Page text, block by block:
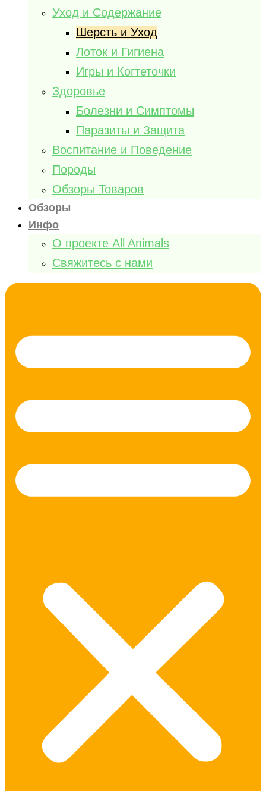
Уход и Содержание
Шерсть и Уход
Лоток и Гигиена
Игры и Когтеточки
Здоровье
Болезни и Симптомы
Паразиты и Защита
Воспитание и Поведение
Породы
Обзоры Товаров
Обзоры
Инфо
О проекте All Animals
Свяжитесь с нами